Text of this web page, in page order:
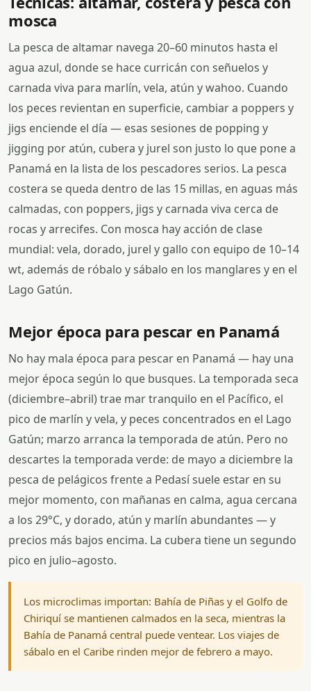
mosca
La pesca de altamar navega 20–60 minutos hasta el
agua azul, donde se hace curricán con señuelos y
carnada viva para marlín, vela, atún y wahoo. Cuando
los peces revientan en superficie, cambiar a poppers y
jigs enciende el día — esas sesiones de popping y
jigging por atún, cubera y jurel son justo lo que pone a
Panamá en la lista de los pescadores serios. La pesca
costera se queda dentro de las 15 millas, en aguas más
calmadas, con poppers, jigs y carnada viva cerca de
rocas y arrecifes. Con mosca hay acción de clase
mundial: vela, dorado, jurel y gallo con equipo de 10–14
wt, además de róbalo y sábalo en los manglares y en el
Lago Gatún.
Mejor época para pescar en Panamá
No hay mala época para pescar en Panamá — hay una
mejor época según lo que busques. La temporada seca
(diciembre–abril) trae mar tranquilo en el Pacífico, el
pico de marlín y vela, y peces concentrados en el Lago
Gatún; marzo arranca la temporada de atún. Pero no
descartes la temporada verde: de mayo a diciembre la
pesca de pelágicos frente a Pedasí suele estar en su
mejor momento, con mañanas en calma, agua cercana
a los 29°C, y dorado, atún y marlín abundantes — y
precios más bajos encima. La cubera tiene un segundo
pico en julio–agosto.
Los microclimas importan: Bahía de Piñas y el Golfo de
Chiriquí se mantienen calmados en la seca, mientras la
Bahía de Panamá central puede ventear. Los viajes de
sábalo en el Caribe rinden mejor de febrero a mayo.